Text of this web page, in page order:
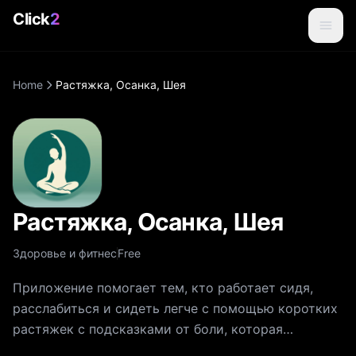
Click2
Home Растяжка, Осанка, Шея
Растяжка, Осанка, Шея
Здоровье и фитнесFree
Приложение помогает тем, кто работает сидя,
расслабиться и сидеть легче с помощью коротких
растяжек с подсказками от боли, которая